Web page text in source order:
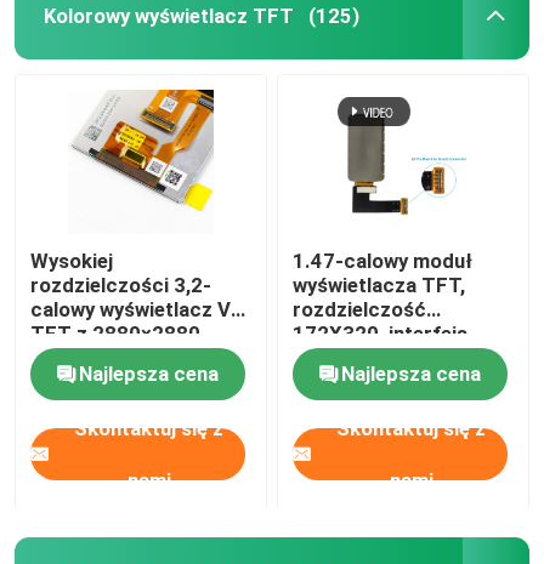
Kolorowy wyświetlacz TFT (125)
Wysokiej
rozdzielczości 3,2-
calowy wyświetlacz VR
TFT z 2880×2880
kropkami i 70 pinami
Interfejs MIPI Jasność
190c/d
Najlepsza cena
Skontaktuj się z
nami
1.47-calowy moduł
wyświetlacza TFT,
rozdzielczość
172X320, interfejs
MUC SPI 600 CD/M2
Najlepsza cena
Skontaktuj się z
nami